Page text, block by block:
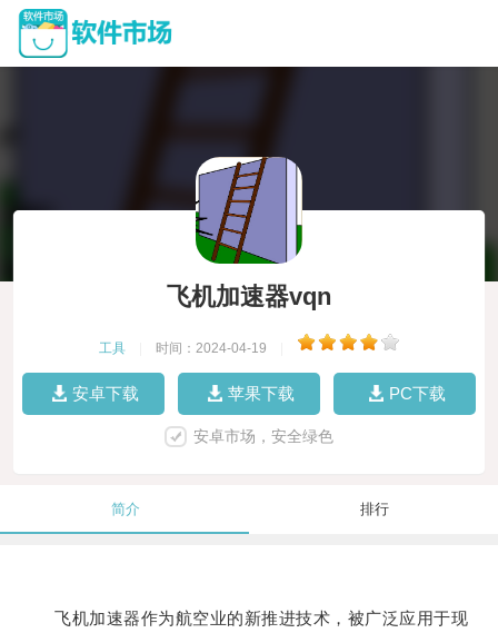
飞机加速器vqn
工具 时间：2024-04-19
安卓下载 苹果下载 PC下载
安卓市场，安全绿色
简介 排行
飞机加速器作为航空业的新推进技术，被广泛应用于现